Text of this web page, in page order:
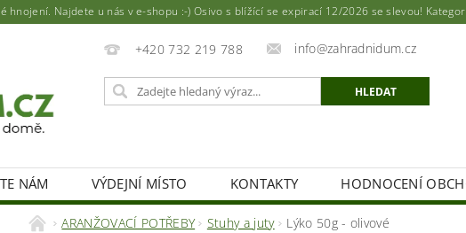
Najdete u nás v e-shopu :-) Osivo s blížící se expirací 12/2026 se slevou! Kategorie
+420 732 219 788 info@zahradnidum.cz
NÁM VÝDEJNÍ MÍSTO KONTAKTY HODNOCENÍ
ARANŽOVACÍ POTŘEBY Stuhy a juty Lýko 50g - olivové